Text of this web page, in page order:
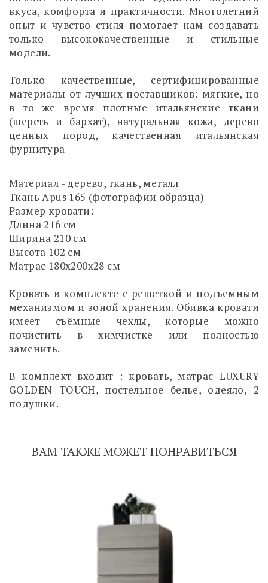
вкуса, комфорта и практичности. Многолетний
опыт и чувство стиля помогает нам создавать
только высококачественные и стильные
модели.
Только качественные, сертифицированные
материалы от лучших поставщиков: мягкие, но
в то же время плотные итальянские ткани
(шерсть и бархат), натуральная кожа, дерево
ценных пород, качественная итальянская
фурнитура
Материал - дерево, ткань, металл
Ткань Apus 165 (фотографии образца)
Размер кровати:
Длина 216 см
Ширина 210 см
Высота 102 см
Матрас 180х200х28 см
Кровать в комплекте с решеткой и подъемным
механизмом и зоной хранения. Обивка кровати
имеет съёмные чехлы, которые можно
почистить в химчистке или полностью
заменить.
В комплект входит : кровать, матрас LUXURY
GOLDEN TOUCH, постельное белье, одеяло, 2
подушки.
ВАМ ТАКЖЕ МОЖЕТ ПОНРАВИТЬСЯ